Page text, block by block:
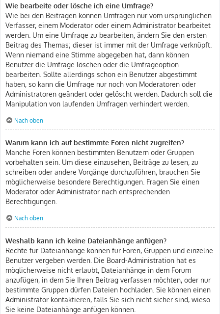
Wie bearbeite oder lösche ich eine Umfrage?
Wie bei den Beiträgen können Umfragen nur vom ursprünglichen
Verfasser, einem Moderator oder einem Administrator bearbeitet
werden. Um eine Umfrage zu bearbeiten, ändern Sie den ersten
Beitrag des Themas; dieser ist immer mit der Umfrage verknüpft.
Wenn niemand eine Stimme abgegeben hat, dann können
Benutzer die Umfrage löschen oder die Umfrageoption
bearbeiten. Sollte allerdings schon ein Benutzer abgestimmt
haben, so kann die Umfrage nur noch von Moderatoren oder
Administratoren geändert oder gelöscht werden. Dadurch soll die
Manipulation von laufenden Umfragen verhindert werden.
Nach oben
Warum kann ich auf bestimmte Foren nicht zugreifen?
Manche Foren können bestimmten Benutzern oder Gruppen
vorbehalten sein. Um diese einzusehen, Beiträge zu lesen, zu
schreiben oder andere Vorgänge durchzuführen, brauchen Sie
möglicherweise besondere Berechtigungen. Fragen Sie einen
Moderator oder Administrator nach entsprechenden
Berechtigungen.
Nach oben
Weshalb kann ich keine Dateianhänge anfügen?
Rechte für Dateianhänge können für Foren, Gruppen und einzelne
Benutzer vergeben werden. Die Board-Administration hat es
möglicherweise nicht erlaubt, Dateianhänge in dem Forum
anzufügen, in dem Sie Ihren Beitrag verfassen möchten, oder nur
bestimmte Gruppen dürfen Dateien hochladen. Sie können einen
Administrator kontaktieren, falls Sie sich nicht sicher sind, wieso
Sie keine Dateianhänge anfügen können.